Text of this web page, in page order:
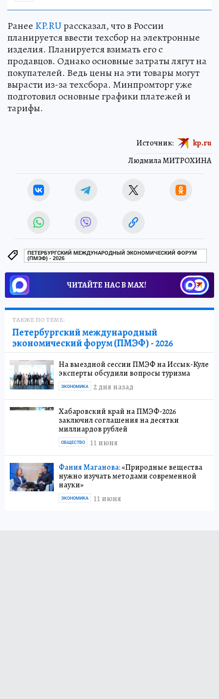
Ранее KP.RUрассказал, что в России
планируется ввести техсбор на электронные
изделия. Планируется взимать его с
продавцов. Однако основные затраты лягут на
покупателей. Ведь цены на эти товары могут
вырасти из-за техсбора. Минпромторг уже
подготовил основные графики платежей и
тарифы.
Людмила МИТРОХИНА
Источник: kp.ru
ПЕТЕРБУРГСКИЙ МЕЖДУНАРОДНЫЙ ЭКОНОМИЧЕСКИЙ ФОРУМ
(ПМЭФ) - 2026
ЧИТАЙТЕ НАС В МАХ!
ТАКЖЕ ПО ТЕМЕ:
Петербургский международный
экономический форум (ПМЭФ) - 2026
На выездной сессии ПМЭФ на Иссык-Куле
эксперты обсудили вопросы туризма
2 дня назад
ЭКОНОМИКА
Хабаровский край на ПМЭФ-2026
заключил соглашения на десятки
миллиардов рублей
11 июня
ОБЩЕСТВО
Фания Маганова:«Природные вещества
нужно изучать методами современной
науки»
11 июня
ЭКОНОМИКА